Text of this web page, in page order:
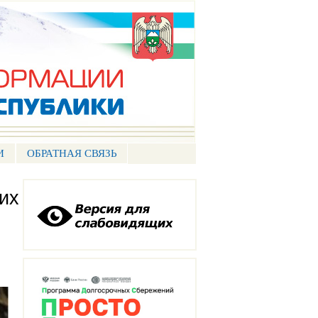
ОБРАТНАЯ СВЯЗЬ